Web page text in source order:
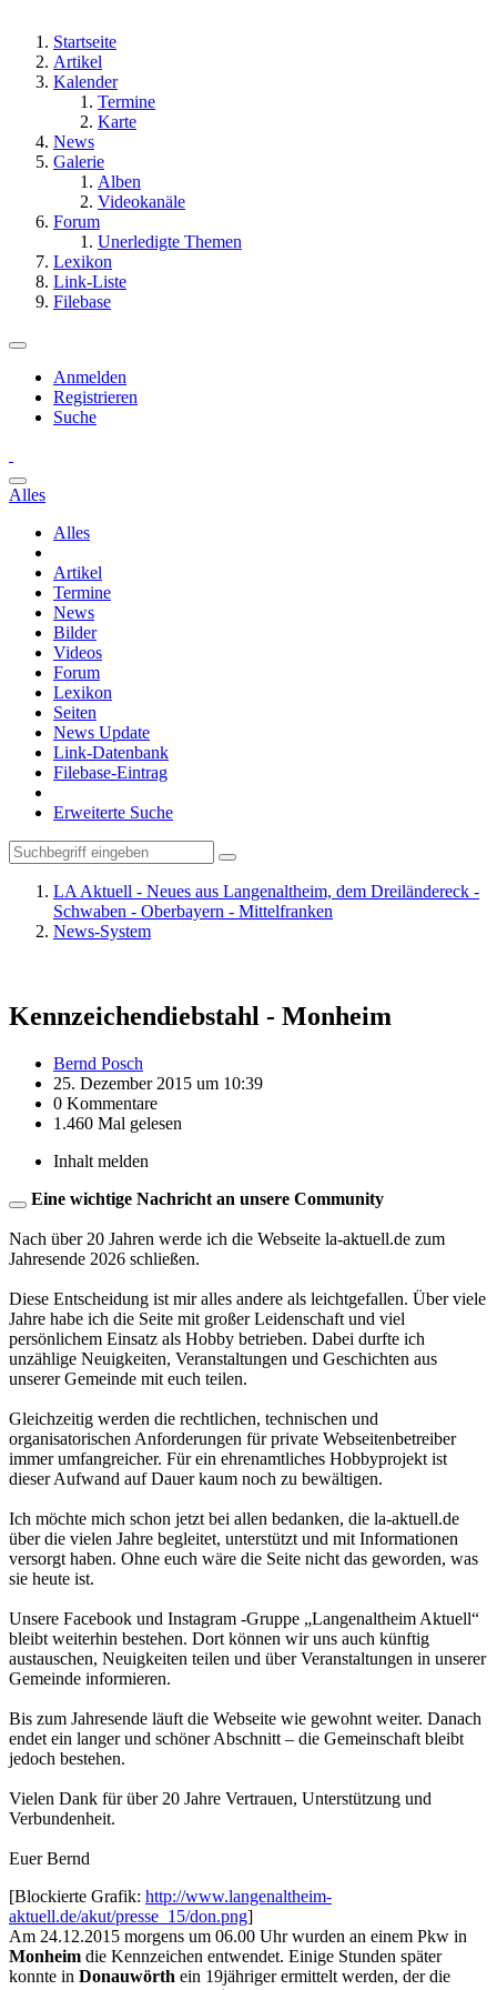
Startseite
Artikel
Kalender
Termine
Karte
News
Galerie
Alben
Videokanäle
Forum
Unerledigte Themen
Lexikon
Link-Liste
Filebase
Anmelden
Registrieren
Suche
Alles
Alles
Artikel
Termine
News
Bilder
Videos
Forum
Lexikon
Seiten
News Update
Link-Datenbank
Filebase-Eintrag
Erweiterte Suche
LA Aktuell - Neues aus Langenaltheim, dem Dreiländereck -
Schwaben - Oberbayern - Mittelfranken
News-System
Kennzeichendiebstahl - Monheim
Bernd Posch
25. Dezember 2015 um 10:39
0 Kommentare
1.460 Mal gelesen
Inhalt melden
Eine wichtige Nachricht an unsere Community
Nach über 20 Jahren werde ich die Webseite la-aktuell.de zum
Jahresende 2026 schließen.
Diese Entscheidung ist mir alles andere als leichtgefallen. Über viele
Jahre habe ich die Seite mit großer Leidenschaft und viel
persönlichem Einsatz als Hobby betrieben. Dabei durfte ich
unzählige Neuigkeiten, Veranstaltungen und Geschichten aus
unserer Gemeinde mit euch teilen.
Gleichzeitig werden die rechtlichen, technischen und
organisatorischen Anforderungen für private Webseitenbetreiber
immer umfangreicher. Für ein ehrenamtliches Hobbyprojekt ist
dieser Aufwand auf Dauer kaum noch zu bewältigen.
Ich möchte mich schon jetzt bei allen bedanken, die la-aktuell.de
über die vielen Jahre begleitet, unterstützt und mit Informationen
versorgt haben. Ohne euch wäre die Seite nicht das geworden, was
sie heute ist.
Unsere Facebook und Instagram -Gruppe „Langenaltheim Aktuell“
bleibt weiterhin bestehen. Dort können wir uns auch künftig
austauschen, Neuigkeiten teilen und über Veranstaltungen in unserer
Gemeinde informieren.
Bis zum Jahresende läuft die Webseite wie gewohnt weiter. Danach
endet ein langer und schöner Abschnitt – die Gemeinschaft bleibt
jedoch bestehen.
Vielen Dank für über 20 Jahre Vertrauen, Unterstützung und
Verbundenheit.
Euer Bernd
[Blockierte Grafik: http://www.langenaltheim-
aktuell.de/akut/presse_15/don.png]
Am 24.12.2015 morgens um 06.00 Uhr wurden an einem Pkw in
Monheim die Kennzeichen entwendet. Einige Stunden später
konnte in Donauwörth ein 19jähriger ermittelt werden, der die